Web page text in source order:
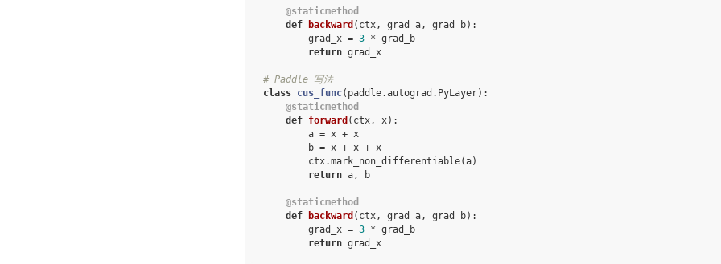
@staticmethod
def
backward ( ctx, grad_a, grad_b):
grad_x = 3 * grad_b
return grad_x
# Paddle 写法
class cus_func( paddle.autograd . PyLayer):
@staticmethod
def forward ( ctx, x):
a = x + x
b = x + x + x
ctx.mark_non_differentiable(a)
return a, b
@staticmethod
def
backward ( ctx, grad_a, grad_b):
grad_x = 3 * grad_b
return grad_x